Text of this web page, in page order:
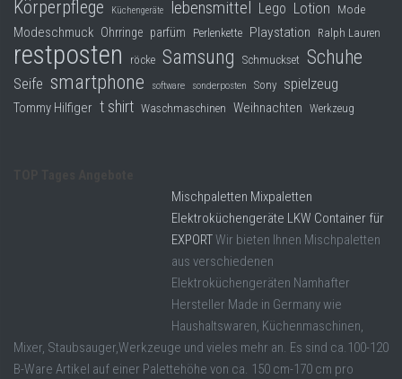
Körperpflege Küchengeräte lebensmittel Lego Lotion Mode
Modeschmuck Ohrringe parfüm Perlenkette Playstation Ralph Lauren
restposten röcke Samsung Schmuckset Schuhe
Seife smartphone software sonderposten Sony spielzeug
Tommy Hilfiger t shirt Waschmaschinen Weihnachten Werkzeug
Mischpaletten Mixpaletten
Elektroküchengeräte LKW Container für
EXPORTWir bieten Ihnen Mischpaletten
aus verschiedenen
Elektroküchengeräten Namhafter
Hersteller Made in Germany wie
Haushaltswaren, Küchenmaschinen,
Mixer, Staubsauger,Werkzeuge und vieles mehr an. Es sind ca.100-120
B-Ware Artikel auf einer Palettehöhe von ca. 150 cm-170 cm pro